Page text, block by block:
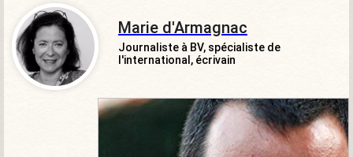
Marie d'Armagnac
Journaliste à BV, spécialiste de
l'international, écrivain